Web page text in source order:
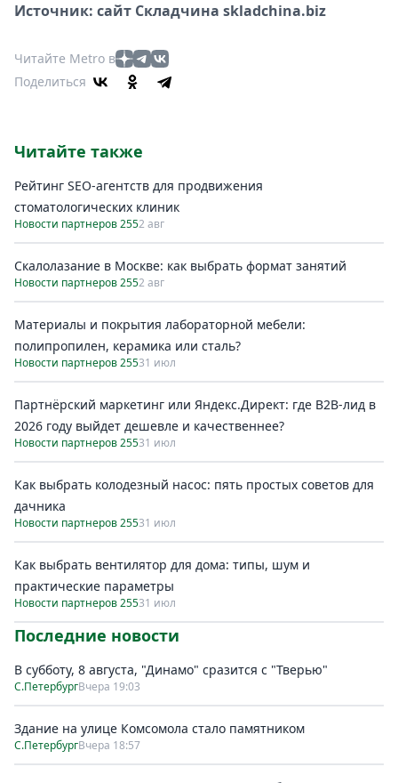
Источник: сайт Складчина skladchina.biz
Читайте Metro в
Поделиться
Читайте также
Рейтинг SEO-агентств для продвижения
стоматологических клиник
Новости партнеров 2552 авг
Скалолазание в Москве: как выбрать формат занятий
Новости партнеров 2552 авг
Материалы и покрытия лабораторной мебели:
полипропилен, керамика или сталь?
Новости партнеров 25531 июл
Партнёрский маркетинг или Яндекс.Директ: где B2B-лид в
2026 году выйдет дешевле и качественнее?
Новости партнеров 25531 июл
Как выбрать колодезный насос: пять простых советов для
дачника
Новости партнеров 25531 июл
Как выбрать вентилятор для дома: типы, шум и
практические параметры
Новости партнеров 25531 июл
Последние новости
В субботу, 8 августа, "Динамо" сразится с "Тверью"
С.ПетербургВчера 19:03
Здание на улице Комсомола стало памятником
С.ПетербургВчера 18:57